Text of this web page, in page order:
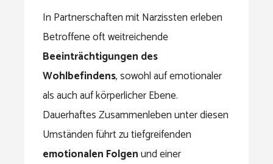
In Partnerschaften mit Narzissten erleben
Betroffene oft weitreichende
Beeinträchtigungen des
Wohlbefindens, sowohl auf emotionaler
als auch auf körperlicher Ebene.
Dauerhaftes Zusammenleben unter diesen
Umständen führt zu tiefgreifenden
emotionalen Folgenund einer